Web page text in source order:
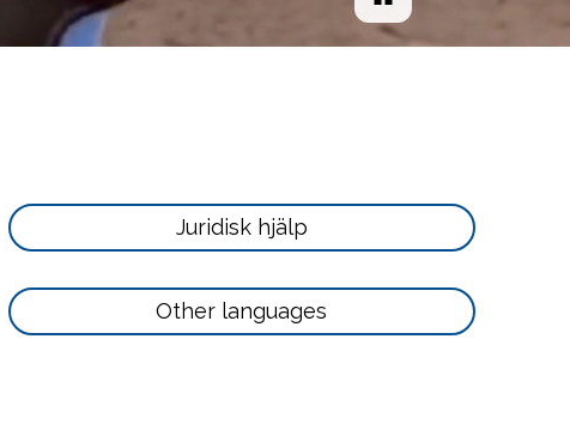
Läs
mer
här
Juridisk hjälp
Läs
mer
Other languages